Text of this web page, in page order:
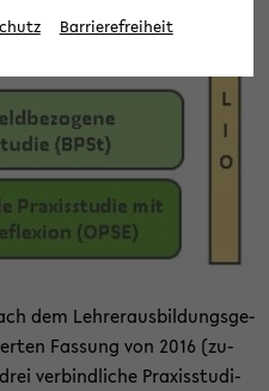
dem Leh­rer­aus­bil­dungs­ge­
Fas­sung von 2016 (zu­
ver­bind­li­che Pra­xis­stu­di­
Barrierefreiheit